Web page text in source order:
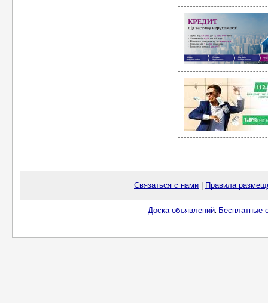
Связаться с нами Правила
Доска объявлений. Бесплатные